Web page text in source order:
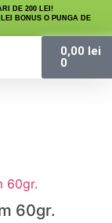
DE 200 LEI!
BONUS O PUNGA DE
0,00 lei
0
60gr.